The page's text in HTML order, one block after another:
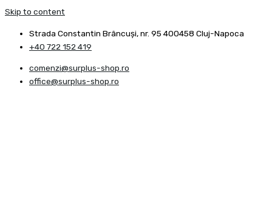
Skip to content
Strada Constantin Brâncuşi, nr. 95 400458 Cluj-Napoca
+40 722 152 419
comenzi@surplus-shop.ro
office@surplus-shop.ro